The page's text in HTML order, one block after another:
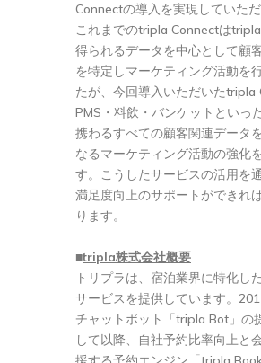
Connectの導入を実現していただ
これまでのtripla Connectは
得られるデータを中心として顧
を特定しマーケティング活動を
たが、今回導入いただいたtripla
PMS・料飲・バンケットといっ
携わるすべての顧客関連データ
なるマーケティング活動の強化
す。こうしたサービスの活用を
満足度向上のサポートができれ
ります。
■tripla株式会社概要
トリプラは、宿泊業界に特化し
サービスを提供しています。
チャットボット「tripla Bot」の
して以降、自社予約比率向上と